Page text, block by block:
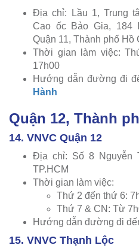
Địa chỉ: Lầu 1, Trung
Cao ốc Bảo Gia, 184
Quận 11, Thành phố Hồ
Thời gian làm việc:
17h00
Hướng dẫn đường đi
Hành
Quận 12, Thành
14. VNVC Quận 12
Địa chỉ: Số 8 Nguyễn
TP.HCM
Thời gian làm việc:
Thứ 2 đến thứ 6:
Thứ 7 & CN: Từ
Hướng dẫn đường đi
15. VNVC Thạnh Lộc